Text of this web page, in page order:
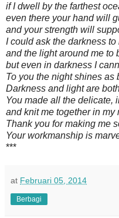
if I dwell by the farthest
even there your hand will
and your strength will
I could ask the darkness to
and the light around me to
but even in darkness I
To you the night shines as
Darkness and light are
You made all the delicate,
and knit me together in my
Thank you for making me
Your workmanship is
***
at Februari 05, 2014
Berbagi